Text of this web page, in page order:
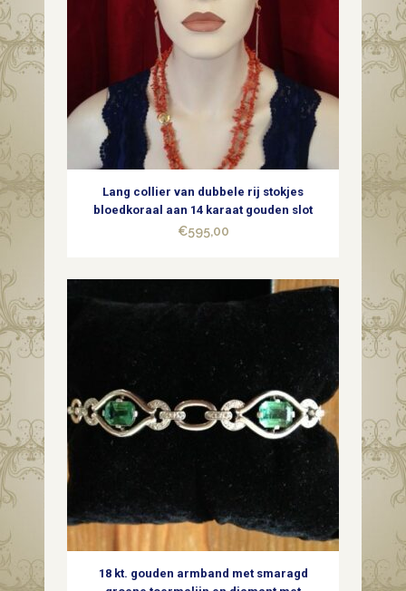
Lang collier van dubbele rij stokjes
bloedkoraal aan 14 karaat gouden slot
€595,00
18 kt. gouden armband met smaragd